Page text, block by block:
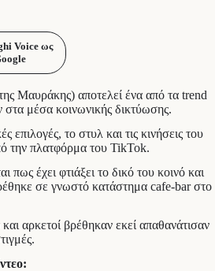
Voice ως
Μαυράκης) αποτελεί ένα από τα trend
μέσα κοινωνικής δικτύωσης.
επιλογές, το στυλ και τις κινήσεις του
την πλατφόρμα του TikTok.
πως έχει φτιάξει το δικό του κοινό και
σε γνωστό κατάστημα cafe-bar στο
αρκετοί βρέθηκαν εκεί απαθανάτισαν